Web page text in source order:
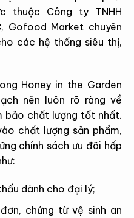
thuộc Công ty TNHH
Gofood Market chuyên
các hệ thống siêu thị,
Honey in the Garden
nên luôn rõ ràng về
bảo chất lượng tốt nhất.
chất lượng sản phẩm,
chính sách ưu đãi hấp
dành cho đại lý;
chứng từ vệ sinh an